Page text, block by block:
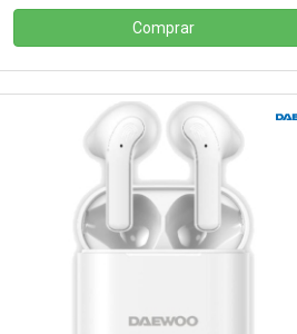
Comprar